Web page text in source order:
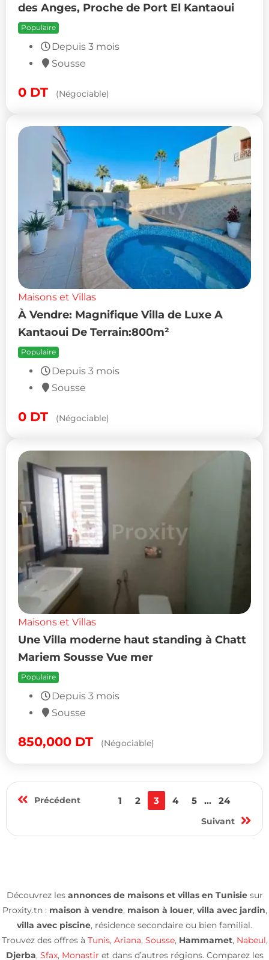
des Anges, Proche de Port El Kantaoui
Populaire
Depuis 3 mois
Sousse
0 DT (Négociable)
Maisons et Villas
À Vendre: Magnifique Villa de Luxe A
Kantaoui De Terrain:800m²
Populaire
Depuis 3 mois
Sousse
0 DT (Négociable)
Maisons et Villas
Une Villa moderne haut standing à Chatt
Mariem Sousse Vue mer
Populaire
Depuis 3 mois
Sousse
850,000 DT (Négociable)
Précédent 1 2 3 4 5 ... 24
Suivant
Découvrez les annonces de maisons et villas en Tunisiesur
Proxity.tn : maison à vendre, maison à louer, villa avec jardin,
villa avec piscine, résidence secondaire ou bien familial.
Trouvez des offres à Tunis, Ariana, Sousse, Hammamet, Nabeul,
Djerba, Sfax, Monastir et dans d’autres régions. Comparez les